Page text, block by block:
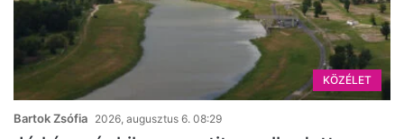
KÖZÉLET
Bartok Zsófia 2026, augusztus 6. 08:29